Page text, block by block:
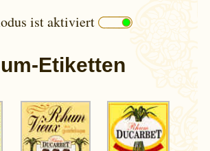
ist aktiviert
Etiketten